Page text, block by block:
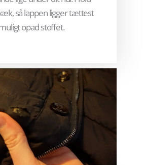
så lappen ligger tættest
opad stoffet.